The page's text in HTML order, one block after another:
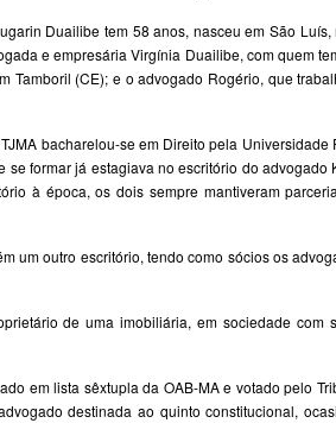
Duailibe tem 58 anos, nasceu em São
e empresária Virgínia Duailibe, com quem
Tamboril (CE); e o advogado Rogério, que
bacharelou-se em Direito pela Universidade
se formar já estagiava no escritório do advogado
à época, os dois sempre mantiveram
um outro escritório, tendo como sócios os
de uma imobiliária, em sociedade com
em lista sêxtupla da OAB-MA e votado pelo
destinada ao quinto constitucional,